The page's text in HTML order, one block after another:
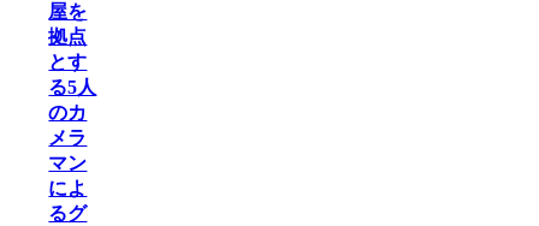
屋を
拠点
とす
る5人
のカ
メラ
マン
によ
るグ